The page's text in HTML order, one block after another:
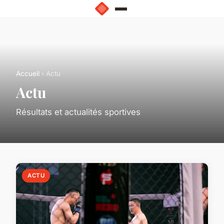
Accueil › Actu
Actu
Résultats et actualités sportives
ACTU